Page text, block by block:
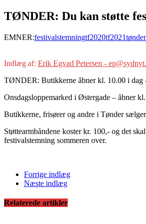
TØNDER: Du kan støtte
EMNER:festivalstemningtf2020tf2021tønder
Indlæg af: Erik Egvad Petersen -
TØNDER: Butikkerne åbner kl. 10.00 i dag
Onsdagsloppemarked i Østergade – åbner
Butikkerne, frisører og andre i Tønder
Støttearmbåndene koster kr. 100,- og det
festivalstemning sommeren over.
Forrige indlæg
Næste indlæg
Relaterede artikler